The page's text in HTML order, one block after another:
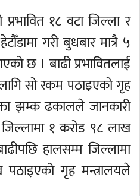
प्रभावित १८ वटा जिल्ला र
गरी बुधबार मात्रै ५
छ । बाढी प्रभावितलाई
सो रकम पठाइएको गृह
झम्क ढकालले जानकारी
१ करोड ९८ लाख
हालसम्म जिल्लामा
गृह मन्त्रालयले